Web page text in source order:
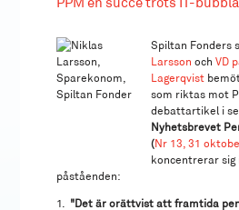
Spiltan Fonders
LarssonochVD
Lagerqvist
som riktas mot
debattartikel i
Nyhetsbrevet
(Nr 13, 31
koncentrerar sig
påståenden:
1. "Det är orättvist att framtida